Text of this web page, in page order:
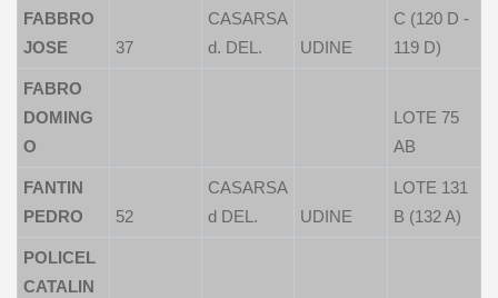
FABBRO
JOSE
37
CASARSA
d. DEL.
UDINE
C (120 D -
119 D)
FABRO
DOMING
O
LOTE 75
AB
FANTIN
PEDRO
52
CASARSA
d DEL.
UDINE
LOTE 131
B (132 A)
POLICEL
CATALIN